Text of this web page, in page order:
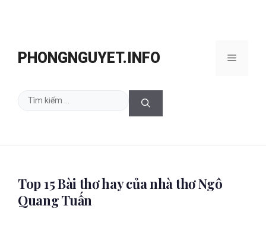
PHONGNGUYET.INFO Menu
Tìm
Top 15 Bài thơ hay của nhà thơ Ngô
Quang Tuấn